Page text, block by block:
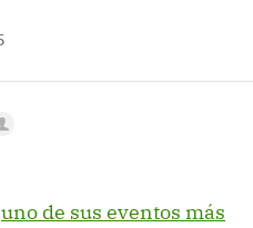
uno de sus eventos más